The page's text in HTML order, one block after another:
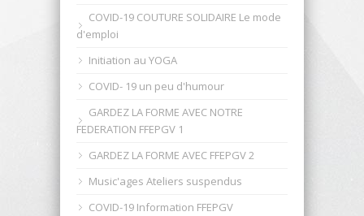
COVID-19 COUTURE SOLIDAIRE Le mode
d'emploi
Initiation au YOGA
COVID- 19 un peu d'humour
GARDEZ LA FORME AVEC NOTRE
FEDERATION FFEPGV 1
GARDEZ LA FORME AVEC FFEPGV 2
Music'ages Ateliers suspendus
COVID-19 Information FFEPGV